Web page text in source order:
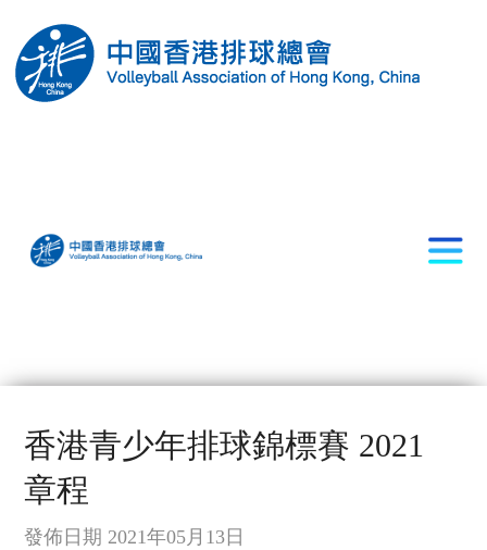
香港青少年排球錦標賽 2021
章程
發佈日期 2021年05月13日